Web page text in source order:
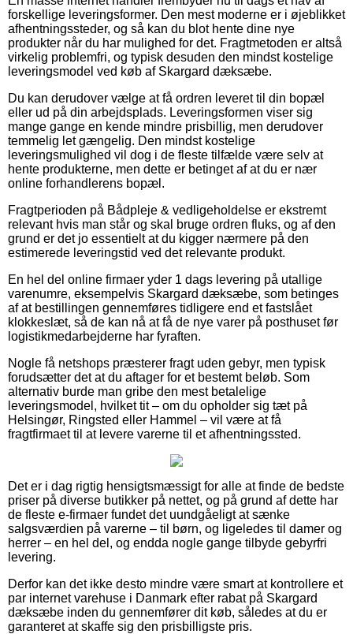
forskellige leveringsformer. Den mest moderne er i øjeblikket
afhentningssteder, og så kan du blot hente dine nye
produkter når du har mulighed for det. Fragtmetoden er altså
virkelig problemfri, og typisk desuden den mindst kostelige
leveringsmodel ved køb af Skargard dæksæbe.
Du kan derudover vælge at få ordren leveret til din bopæl
eller ud på din arbejdsplads. Leveringsformen viser sig
mange gange en kende mindre prisbillig, men derudover
temmelig let gængelig. Den mindst kostelige
leveringsmulighed vil dog i de fleste tilfælde være selv at
hente produkterne, men dette er betinget af at du er nær
online forhandlerens bopæl.
Fragtperioden på Bådpleje & vedligeholdelse er ekstremt
relevant hvis man står og skal bruge ordren fluks, og af den
grund er det jo essentielt at du kigger nærmere på den
estimerede leveringstid ved det relevante produkt.
En hel del online firmaer yder 1 dags levering på utallige
varenumre, eksempelvis Skargard dæksæbe, som betinges
af at bestillingen gennemføres tidligere end et fastslået
klokkeslæt, så de kan nå at få de nye varer på posthuset før
logistikmedarbejderne har fyraften.
Nogle få netshops præsterer fragt uden gebyr, men typisk
forudsætter det at du aftager for et bestemt beløb. Som
alternativ burde man gribe den mest betalelige
leveringsmodel, hvilket tit – om du opholder sig tæt på
Helsingør, Ringsted eller Hammel – vil være at få
fragtfirmaet til at levere varerne til et afhentningssted.
Det er i dag rigtig hensigtsmæssigt for alle at finde de bedste
priser på diverse butikker på nettet, og på grund af dette har
de fleste e-firmaer fundet det uundgåeligt at sænke
salgsværdien på varerne – til børn, og ligeledes til damer og
herrer – en hel del, og endda nogle gange tilbyde gebyrfri
levering.
Derfor kan det ikke desto mindre være smart at kontrollere et
par internet varehuse i Danmark efter rabat på Skargard
dæksæbe inden du gennemfører dit køb, således at du er
garanteret at skaffe sig den prisbilligste pris.